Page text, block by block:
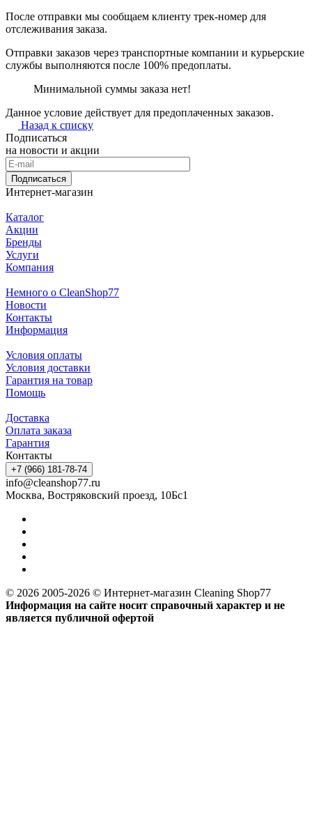
После отправки мы сообщаем клиенту трек-номер для
отслеживания заказа.
Отправки заказов через транспортные компании и курьерские
службы выполняются после 100% предоплаты.
Минимальной суммы заказа нет!
Данное условие действует для предоплаченных заказов.
Назад к списку
Подписаться
на новости и акции
Подписаться
Интернет-магазин
Каталог
Акции
Бренды
Услуги
Компания
Немного о CleanShop77
Новости
Контакты
Информация
Условия оплаты
Условия доставки
Гарантия на товар
Помощь
Доставка
Оплата заказа
Гарантия
Контакты
+7 (966) 181-78-74
info@cleanshop77.ru
Москва, Востряковский проезд, 10Бс1
© 2026 2005-2026 © Интернет-магазин Cleaning Shop77
Информация на сайте носит справочный характер и не
является публичной офертой